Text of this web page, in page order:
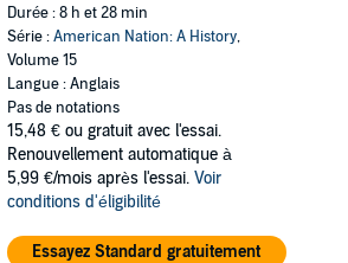
Durée : 8 h et 28 min
Série :American Nation: A History,
Volume 15
Langue : Anglais
Pas de notations
15,48 € ou gratuit avec l'essai.
Renouvellement automatique à
5,99 €/mois après l'essai. Voir
conditions d'éligibilité
Essayez Standard gratuitement